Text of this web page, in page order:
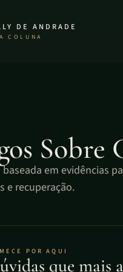
DE ANDRADE
COLUNA
Sobre
em evidências
e recuperação.
POR AQUI
que mais